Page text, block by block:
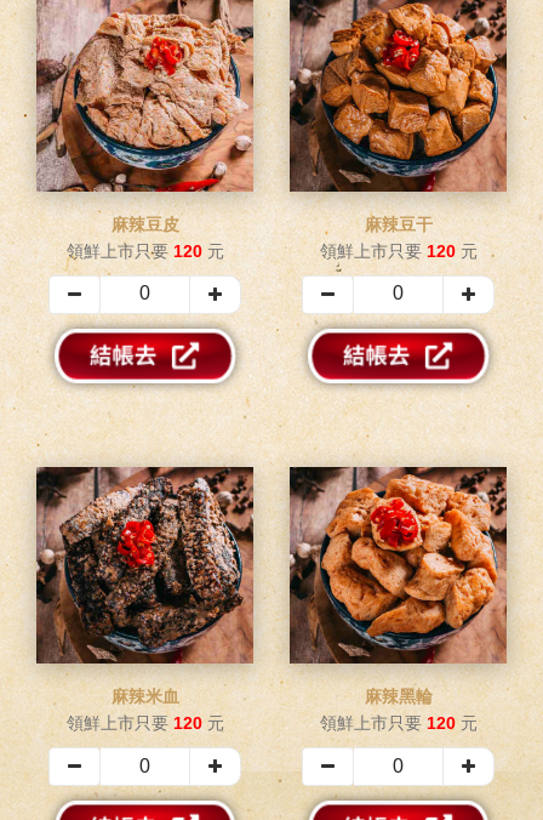
麻辣豆皮
領鮮上市只要120元
麻辣豆干
領鮮上市只要 120元
麻辣米血
領鮮上市只要 120元
麻辣黑輪
領鮮上市只要120元